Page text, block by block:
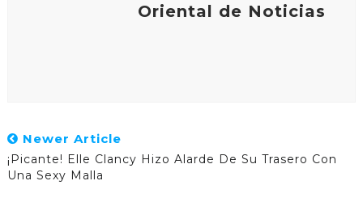
Oriental de Noticias
Newer Article
¡Picante! Elle Clancy Hizo Alarde De Su Trasero Con
Una Sexy Malla